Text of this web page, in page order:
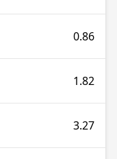
0.86
1.82
3.27